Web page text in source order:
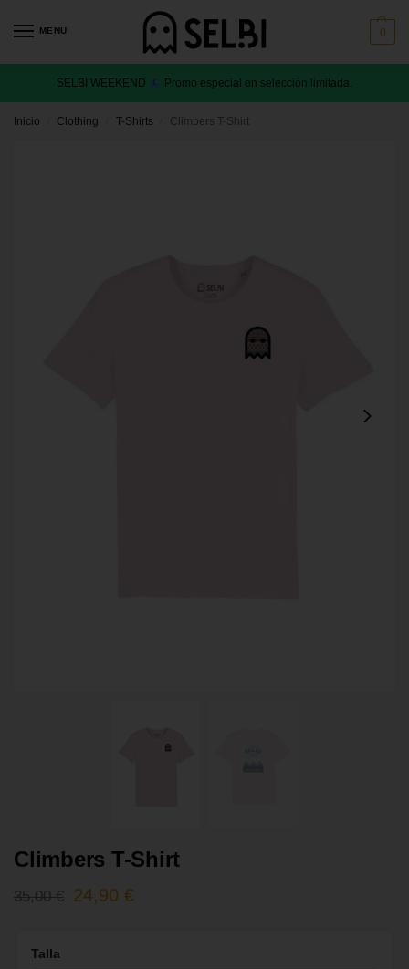
MENU 0
SELBI WEEKEND Promo especial en selección limitada.
Inicio Clothing T-Shirts Climbers T-Shirt
Climbers T-Shirt
35,00€ 24,90 €
Talla